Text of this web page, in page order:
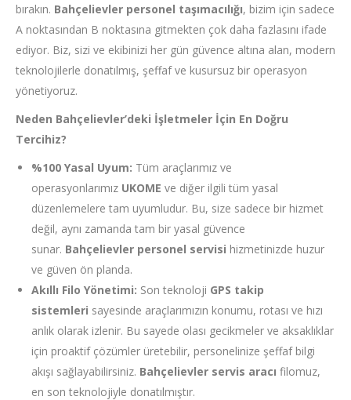
bırakın. Bahçelievler personel taşımacılığı, bizim için sadece
A noktasından B noktasına gitmekten çok daha fazlasını ifade
ediyor. Biz, sizi ve ekibinizi her gün güvence altına alan, modern
teknolojilerle donatılmış, şeffaf ve kusursuz bir operasyon
yönetiyoruz.
Neden Bahçelievler’deki İşletmeler İçin En Doğru
Tercihiz?
%100 Yasal Uyum: Tüm araçlarımız ve
operasyonlarımız UKOME ve diğer ilgili tüm yasal
düzenlemelere tam uyumludur. Bu, size sadece bir hizmet
değil, aynı zamanda tam bir yasal güvence
sunar. Bahçelievler personel servisi hizmetinizde huzur
ve güven ön planda.
Akıllı Filo Yönetimi: Son teknoloji GPS takip
sistemleri sayesinde araçlarımızın konumu, rotası ve hızı
anlık olarak izlenir. Bu sayede olası gecikmeler ve aksaklıklar
için proaktif çözümler üretebilir, personelinize şeffaf bilgi
akışı sağlayabilirsiniz. Bahçelievler servis aracı filomuz,
en son teknolojiyle donatılmıştır.